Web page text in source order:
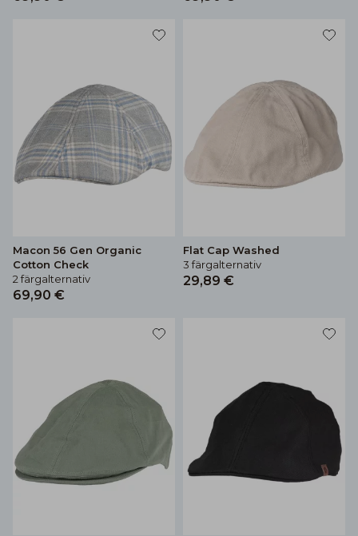
Macon 56 Gen Organic
Cotton Check
2 färgalternativ
69,90 €
Flat Cap Washed
3 färgalternativ
29,89 €